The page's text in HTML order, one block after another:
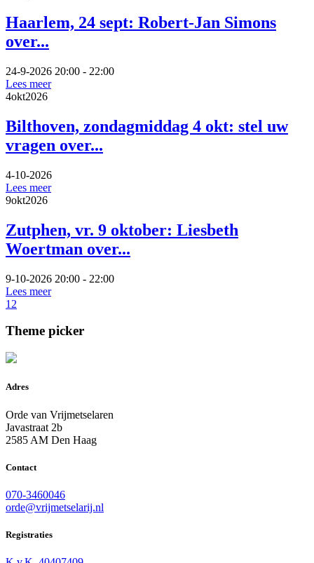
Haarlem, 24 sept: Robert-Jan Simons
over...
24-9-2026 20:00 - 22:00
Lees meer
4okt2026
Bilthoven, zondagmiddag 4 okt: stel uw
vragen over...
4-10-2026
Lees meer
9okt2026
Zutphen, vr. 9 oktober: Liesbeth
Woertman over...
9-10-2026 20:00 - 22:00
Lees meer
1 2
Theme picker
Adres
Orde van Vrijmetselaren
Javastraat 2b
2585 AM Den Haag
Contact
070-3460046
orde@vrijmetselarij.nl
Registraties